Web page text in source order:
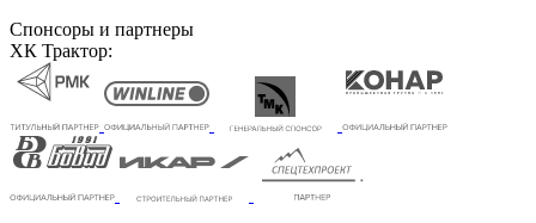
Спонсоры и партнеры
ХК Трактор: